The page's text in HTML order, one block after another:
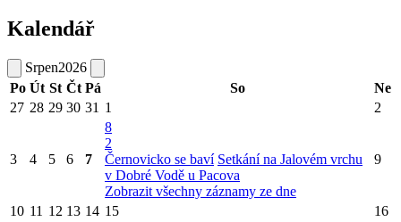
Kalendář
Srpen2026
Po Út St Čt Pá So
Ne
27 28 29 30 31 1 2
3 4 5 6 7
8
2
Černovicko se baví Setkání na Jalovém vrchu
v Dobré Vodě u Pacova
Zobrazit všechny záznamy ze dne
9
10 11 12 13 14 15 16